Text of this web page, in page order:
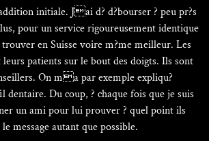
initiale. Jai d? d?bourser ? peu pr?s
pour un service rigoureusement identique
en Suisse voire m?me meilleur. Les
leurs patients sur le bout des doigts. Ils sont
On ma par exemple expliqu?
Du coup, ? chaque fois que je suis
un ami pour lui prouver ? quel point ils
message autant que possible.